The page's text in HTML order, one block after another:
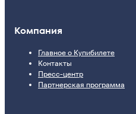
Компания
Главное о Купибилете
Контакты
Пресс-центр
Партнерская программа